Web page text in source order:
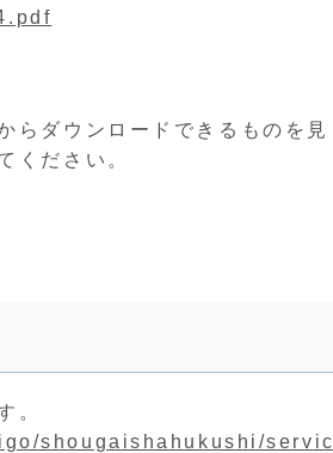
らダウンロードできるものを見
ください。
。
shougaishahukushi/servic